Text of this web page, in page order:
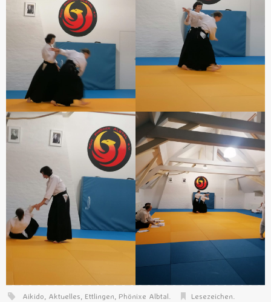
Aikido, Aktuelles, Ettlingen, Phönixe Albtal. Lesezeichen.